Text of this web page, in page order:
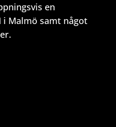
en
i Malmö samt något